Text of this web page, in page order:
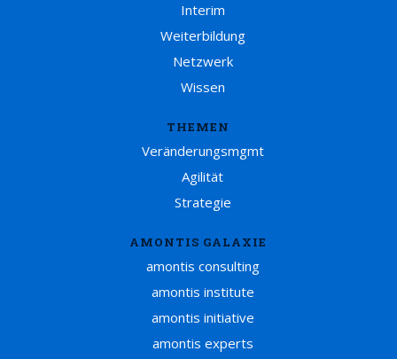
Interim
Weiterbildung
Netzwerk
Wissen
THEMEN
Veränderungsmgmt
Agilität
Strategie
AMONTIS GALAXIE
amontis consulting
amontis institute
amontis initiative
amontis experts